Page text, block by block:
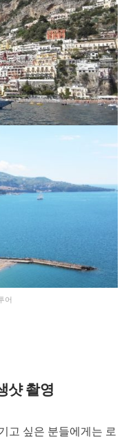
어
샷 촬영
고 싶은 분들에게는 로